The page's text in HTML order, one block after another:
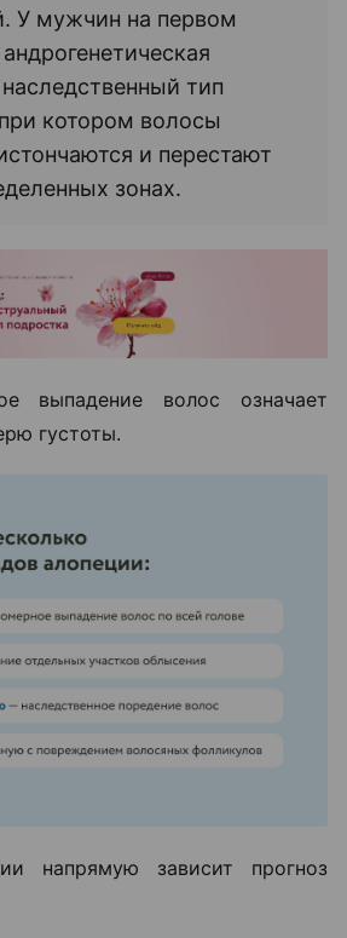
У мужчин на первом
тип
котором волосы
и перестают
зонах.
выпадение волос означает
густоты.
напрямую зависит прогноз